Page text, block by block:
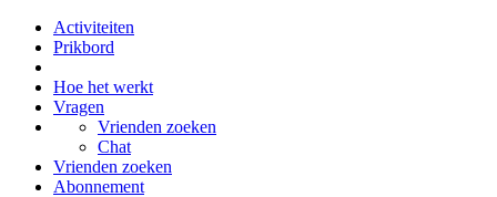
Activiteiten
Prikbord
Hoe het werkt
Vragen
Vrienden zoeken
Chat
Vrienden zoeken
Abonnement